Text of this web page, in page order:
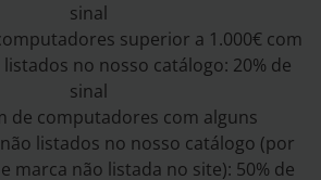
sinal
superior a 1.000€ com
no nosso catálogo: 20% de
sinal
de computadores com alguns
listados no nosso catálogo (por
marca não listada no site): 50% de